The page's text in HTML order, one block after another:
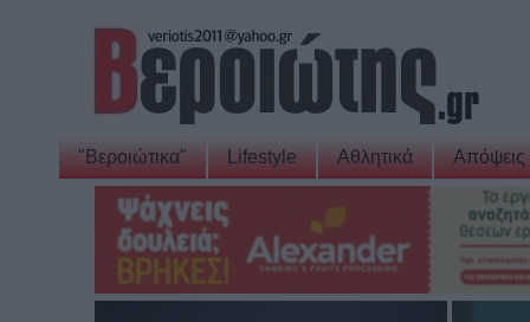
"Βεροιώτικα" Lifestyle Αθλητικά Απόψεις